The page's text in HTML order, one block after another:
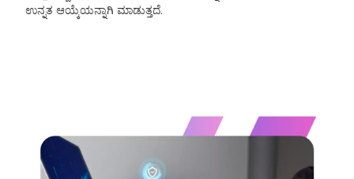
ಉನ್ನತ ಆಯ್ಕೆಯನ್ನಾಗಿ ಮಾಡುತ್ತದೆ.